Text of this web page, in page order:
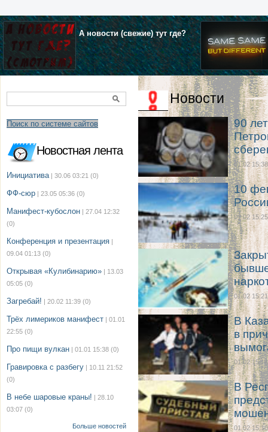
А новости (свежие) тут где?
Поиск по системе сайтов
Новостная лента
Инициатива | 30.06 03:21 (0)
ФФ-сюр | 23.05 05:36 (0)
Манифест-кубослон | 27.04 12:32
(0)
Конференция и презентация |
09.04 01:13 (0)
Открывая «Кулибинарию» | 13.03
05:05 (0)
Загребай! | 20.02 11:39 (0)
Трёх лимериков манифест | 01.01
22:55 (0)
Про пищи вулкан | 01.01 15:38 (0)
Гравировка с разбегу | 10.11 21:52
(0)
В небе шаровые краны! | 28.10
03:07 (0)
Больше новостей
Новости
90
01.02 15:38
10
01.02 15:25
01.02 15:21
В
в
01.02 15:14
В
01.02 15:10